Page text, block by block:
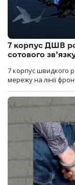
7 корпус ДШВ
сотового
7 корпус швидкого
мережу на лінії